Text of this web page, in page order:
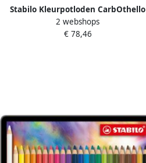
Stabilo Kleurpotloden CarbOthello
kalkpastel assorti blik Ã 48 stuks
2 webshops
€ 78,46